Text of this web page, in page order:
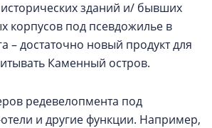
зданий и/ бывших
корпусов под псевдожилье в
– достаточно новый продукт для
Каменный остров.
редевелопмента под
и другие функции. Например,